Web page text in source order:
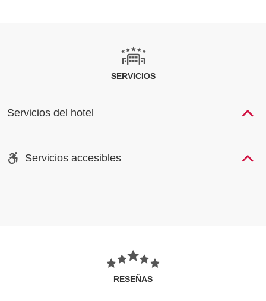
SERVICIOS
Servicios del hotel
Servicios accesibles
RESEÑAS